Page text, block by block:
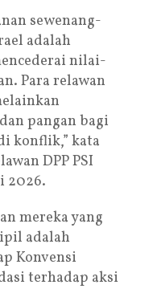
sewenang-
adalah
nilai-
Para relawan
pangan bagi
konflik,” kata
DPP PSI
2026.
mereka yang
adalah
Konvensi
terhadap aksi